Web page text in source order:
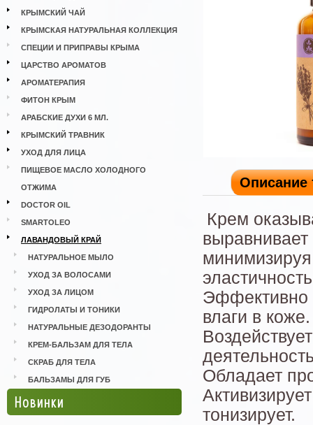
КРЫМСКИЙ ЧАЙ
КРЫМСКАЯ НАТУРАЛЬНАЯ КОЛЛЕКЦИЯ
СПЕЦИИ И ПРИПРАВЫ КРЫМА
ЦАРСТВО АРОМАТОВ
АРОМАТЕРАПИЯ
ФИТОН КРЫМ
АРАБСКИЕ ДУХИ 6 МЛ.
КРЫМСКИЙ ТРАВНИК
УХОД ДЛЯ ЛИЦА
ПИЩЕВОЕ МАСЛО ХОЛОДНОГО
ОТЖИМА
DOCTOR OIL
SMARTOLEO
ЛАВАНДОВЫЙ КРАЙ
НАТУРАЛЬНОЕ МЫЛО
УХОД ЗА ВОЛОСАМИ
УХОД ЗА ЛИЦОМ
ГИДРОЛАТЫ И ТОНИКИ
НАТУРАЛЬНЫЕ ДЕЗОДОРАНТЫ
КРЕМ-БАЛЬЗАМ ДЛЯ ТЕЛА
СКРАБ ДЛЯ ТЕЛА
БАЛЬЗАМЫ ДЛЯ ГУБ
Новинки
Описание
Крем
минимизируя
Эффективно
влаги в
Обладает
тонизирует.